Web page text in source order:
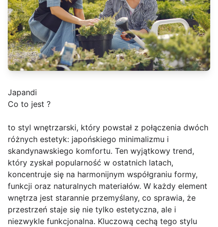
Japandi
Co to jest ?
to styl wnętrzarski, który powstał z połączenia dwóch
różnych estetyk: japońskiego minimalizmu i
skandynawskiego komfortu. Ten wyjątkowy trend,
który zyskał popularność w ostatnich latach,
koncentruje się na harmonijnym współgraniu formy,
funkcji oraz naturalnych materiałów. W każdy element
wnętrza jest starannie przemyślany, co sprawia, że
przestrzeń staje się nie tylko estetyczna, ale i
niezwykle funkcjonalna. Kluczową cechą tego stylu